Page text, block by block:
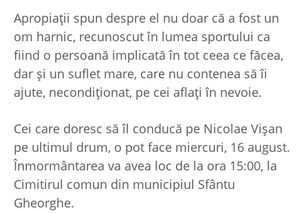
Apropiații spun despre el nu doar că a fost un
om harnic, recunoscut în lumea sportului ca
fiind o persoană implicată în tot ceea ce făcea,
dar și un suflet mare, care nu contenea să îi
ajute, necondiționat, pe cei aflați în nevoie.
Cei care doresc să îl conducă pe Nicolae Vișan
pe ultimul drum, o pot face miercuri, 16 august.
Înmormântarea va avea loc de la ora 15:00, la
Cimitirul comun din municipiul Sfântu
Gheorghe.